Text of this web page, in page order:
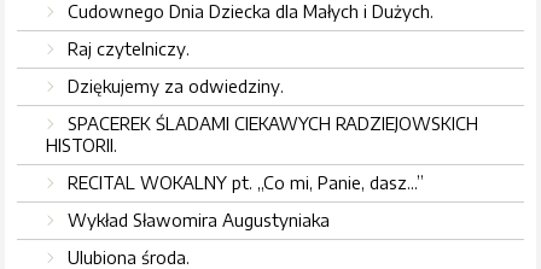
Cudownego Dnia Dziecka dla Małych i Dużych.
Raj czytelniczy.
Dziękujemy za odwiedziny.
SPACEREK ŚLADAMI CIEKAWYCH RADZIEJOWSKICH
HISTORII.
RECITAL WOKALNY pt. „Co mi, Panie, dasz...”
Wykład Sławomira Augustyniaka
Ulubiona środa.